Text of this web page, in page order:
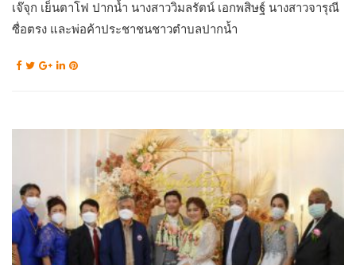
เจ๊จุก เย็นตาโฟ ปากน้ำ นางสาววิมลรัตน์ เอกพสิษฐ์ นางสาวจารุณี
ซื่อตรง และพ่อค้าประชาชนชาวตำบลปากน้ำ